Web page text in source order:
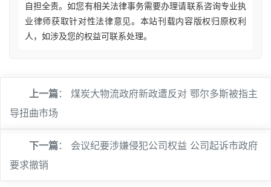
自担全责。如您有相关法律事务需要办理请联系咨询专业执
业律师获取针对性法律意见。本站刊载内容版权归原权利
人，如涉及您的权益可联系处理。
上一篇： 煤炭大物流政府新政遭反对 鄂尔多斯被指主
导扭曲市场
下一篇： 会议纪要涉嫌侵犯公司权益 公司起诉市政府
要求撤销